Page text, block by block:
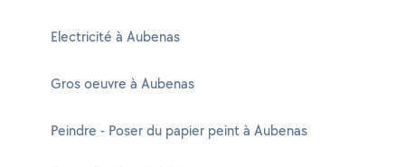
Electricité à Aubenas
Gros oeuvre à Aubenas
Peindre - Poser du papier peint à Aubenas